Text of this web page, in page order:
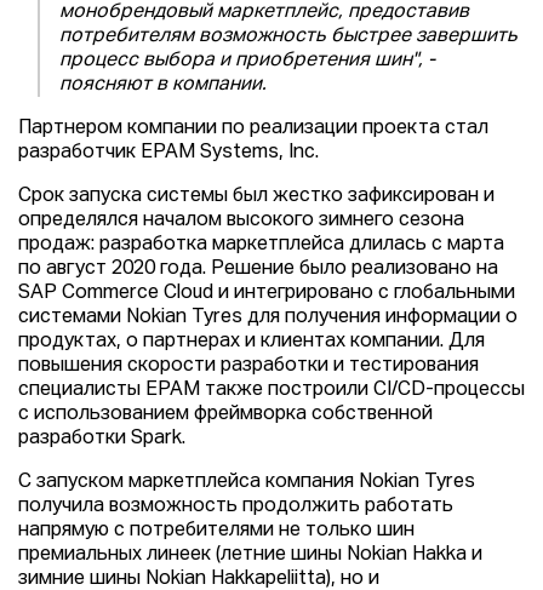
монобрендовый маркетплейс, предоставив
потребителям возможность быстрее завершить
процесс выбора и приобретения шин", -
поясняют в компании.
Партнером компании по реализации проекта стал
разработчик EPAM Systems, Inc.
Срок запуска системы был жестко зафиксирован и
определялся началом высокого зимнего сезона
продаж: разработка маркетплейса длилась с марта
по август 2020 года. Решение было реализовано на
SAP Commerce Cloud и интегрировано с глобальными
системами Nokian Tyres для получения информации о
продуктах, о партнерах и клиентах компании. Для
повышения скорости разработки и тестирования
специалисты EPAM также построили CI/CD-процессы
с использованием фреймворка собственной
разработки Spark.
С запуском маркетплейса компания Nokian Tyres
получила возможность продолжить работать
напрямую с потребителями не только шин
премиальных линеек (летние шины Nokian Hakka и
зимние шины Nokian Hakkapeliitta), но и